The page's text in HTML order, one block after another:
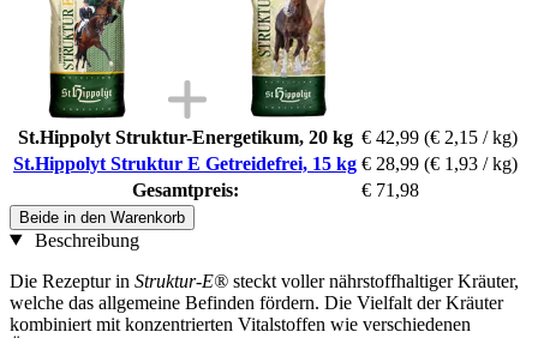
St.Hippolyt Struktur-Energetikum, 20 kg € 42,99 (€ 2,15 / kg)
St.Hippolyt Struktur E Getreidefrei, 15 kg € 28,99 (€ 1,93 / kg)
Gesamtpreis:
€ 71,98
Beide in den Warenkorb
Beschreibung
Die Rezeptur in Struktur-E® steckt voller nährstoffhaltiger Kräuter,
welche das allgemeine Befinden fördern. Die Vielfalt der Kräuter
kombiniert mit konzentrierten Vitalstoffen wie verschiedenen